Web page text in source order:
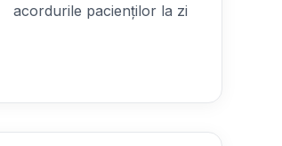
acordurile pacienților la zi